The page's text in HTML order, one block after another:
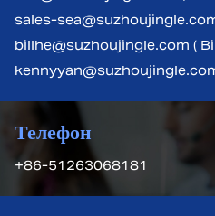
sales-
billhe@suzhoujingle.com (
Телефон
+86-51263068181